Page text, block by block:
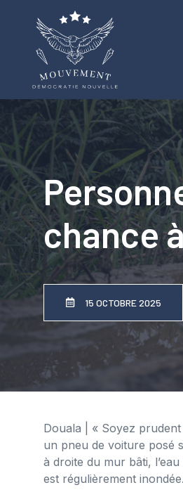
chance
15 OCTOBRE 2025
Douala
| « Soyez
un pneu de voiture posé
à droite du mur bâti,
est régulièrement inondée.